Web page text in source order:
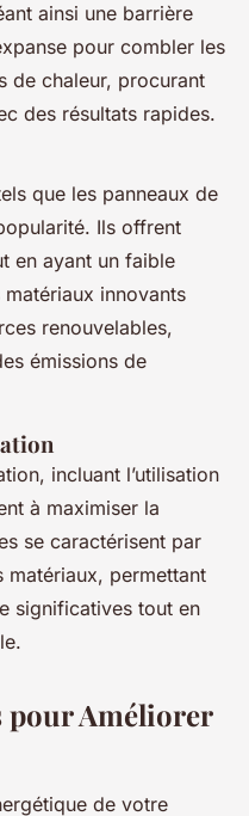
ainsi une barrière
pour combler les
de chaleur, procurant
des résultats rapides.
que les panneaux de
Ils offrent
en ayant un faible
innovants
renouvelables,
émissions de
incluant l’utilisation
à maximiser la
se caractérisent par
matériaux, permettant
significatives tout en
pour Améliorer
de votre